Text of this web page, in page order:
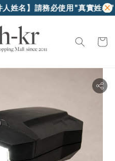
姓名】請務必使用"真實姓名"